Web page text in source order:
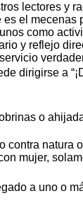
lectores y
el mecenas
como
y reflejo
dirigirse a
o
natura
mujer,
a uno o